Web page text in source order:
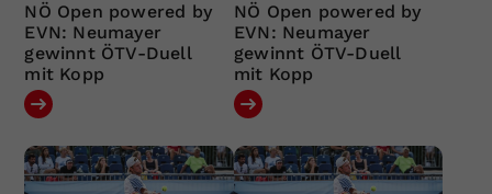
NÖ Open powered by
EVN: Neumayer
gewinnt ÖTV-Duell
mit Kopp
NÖ Open powered by
EVN: Neumayer
gewinnt ÖTV-Duell
mit Kopp